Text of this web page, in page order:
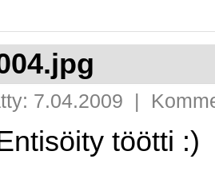
7.04.2009 |
töötti :)